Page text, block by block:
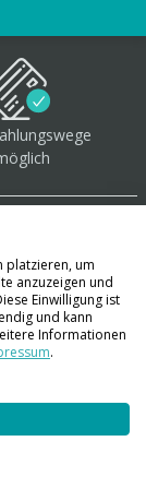
platzieren, um
anzuzeigen und
Einwilligung ist
und kann
Informationen
.